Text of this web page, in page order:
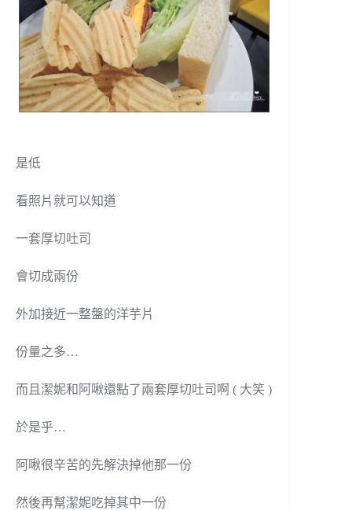
是低
看照片就可以知道
一套厚切吐司
會切成兩份
外加接近一整盤的洋芋片
份量之多…
而且潔妮和阿啾還點了兩套厚切吐司啊 ( 大笑 )
於是乎…
阿啾很辛苦的先解決掉他那一份
然後再幫潔妮吃掉其中一份